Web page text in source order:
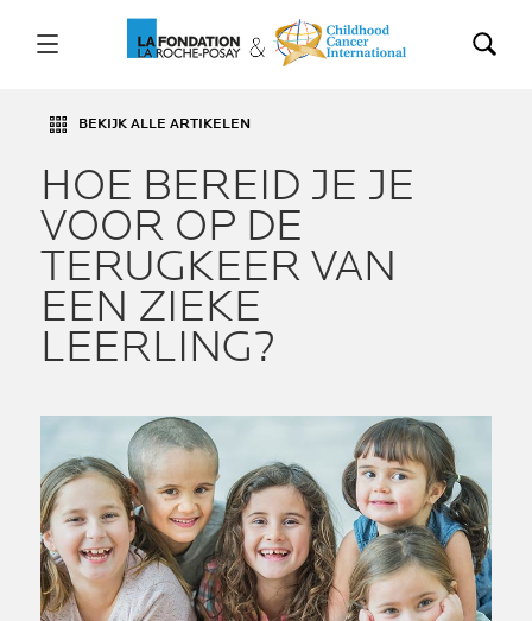
BEKIJK ALLE ARTIKELEN
HOE BEREID JE JE
VOOR OP DE
TERUGKEER VAN
EEN ZIEKE
LEERLING?